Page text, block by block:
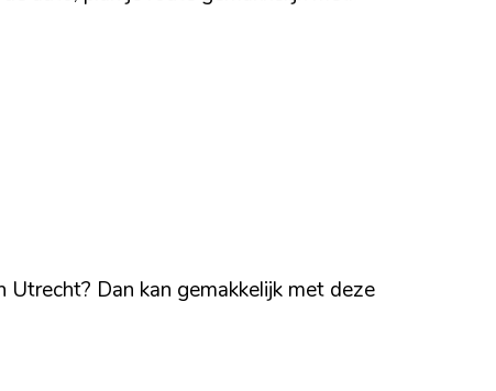
Utrecht? Dan kan gemakkelijk met deze